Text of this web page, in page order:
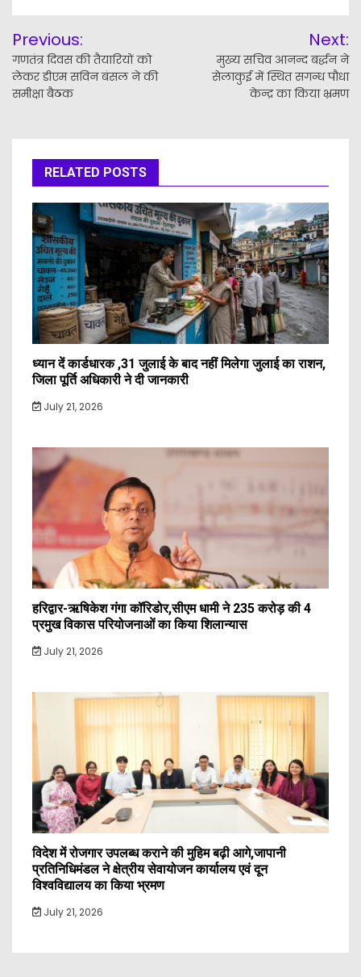
navigation
Previous:
गणतंत्र दिवस की तैयारियों को
लेकर डीएम सविन बंसल ने की
समीक्षा बैठक
Next:
मुख्य सचिव आनन्द बर्द्धन ने
सेलाकुई में स्थित सगन्ध पौधा
केन्द्र का किया भ्रमण
RELATED POSTS
ध्यान दें कार्डधारक ,31 जुलाई के बाद नहीं मिलेगा जुलाई का राशन,
जिला पूर्ति अधिकारी ने दी जानकारी
July 21, 2026
हरिद्वार-ऋषिकेश गंगा कॉरिडोर,सीएम धामी ने 235 करोड़ की 4
प्रमुख विकास परियोजनाओं का किया शिलान्यास
July 21, 2026
विदेश में रोजगार उपलब्ध कराने की मुहिम बढ़ी आगे,जापानी
प्रतिनिधिमंडल ने क्षेत्रीय सेवायोजन कार्यालय एवं दून
विश्वविद्यालय का किया भ्रमण
July 21, 2026